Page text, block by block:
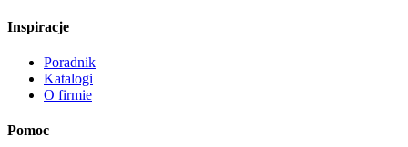
Inspiracje
Poradnik
Katalogi
O firmie
Pomoc